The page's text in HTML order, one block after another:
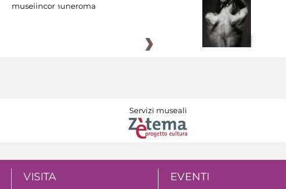
museiincomuneroma
Servizi museali
VISITA EVENTI